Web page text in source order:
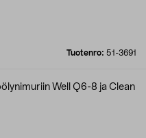
Tuotenro: 51-3691
Well Q6-8 ja Clean